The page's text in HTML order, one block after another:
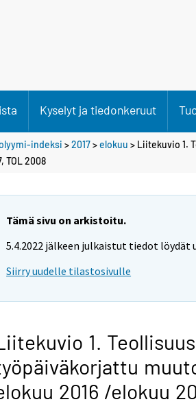
Kyselyt ja tiedonkeruut
indeksi >2017>elokuu > Liitekuvio 1.
TOL 2008
Tämä sivu on arkistoitu.
5.4.2022 jälkeen julkaistut tiedot
Siirry uudelle tilastosivulle
1.
2016 /elokuu